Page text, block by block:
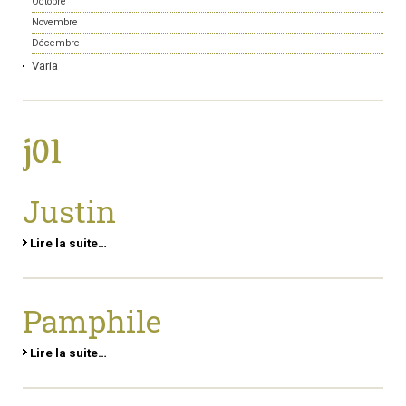
Novembre
Décembre
Varia
j01
Justin
Lire la suite…
Pamphile
Lire la suite…